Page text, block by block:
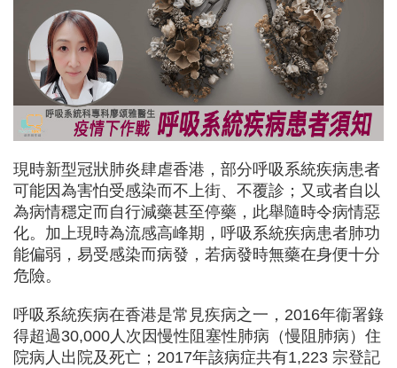
現時新型冠狀肺炎肆虐香港，部分呼吸系統疾病患者
可能因為害怕受感染而不上街、不覆診；又或者自以
為病情穩定而自行減藥甚至停藥，此舉隨時令病情惡
化。加上現時為流感高峰期，呼吸系統疾病患者肺功
能偏弱，易受感染而病發，若病發時無藥在身便十分
危險。
呼吸系統疾病在香港是常見疾病之一， 2016年衞署錄
得超過30,000 人次因慢性阻塞性肺病（慢阻肺病）住
院病人出院及死亡； 2017年該病症共有1,223 宗登記